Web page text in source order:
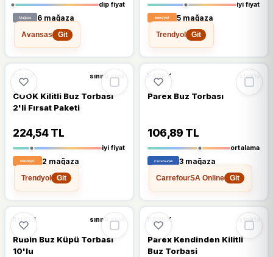
dip fiyat
6 mağaza
Avansas
Git
iyi fiyat
5 mağaza
Trendyol
Git
%44 %44 DÜŞTÜ
COOK sınırlı stok
COOK Kilitli Buz Torbası
2'li Fırsat Paketi
224,54 TL
iyi fiyat
2 mağaza
Trendyol
Git
%40 %40 DÜŞTÜ
PAREX stokta
Parex Buz Torbası
106,89 TL
ortalama
3 mağaza
CarrefourSA Online
Git
%27 %27 DÜŞTÜ
RUBIN sınırlı stok
Rubin Buz Küpü Torbası
10'lu
%52 %52 DÜŞTÜ
PAREX stokta
Parex Kendinden Kilitli
Buz Torbasi